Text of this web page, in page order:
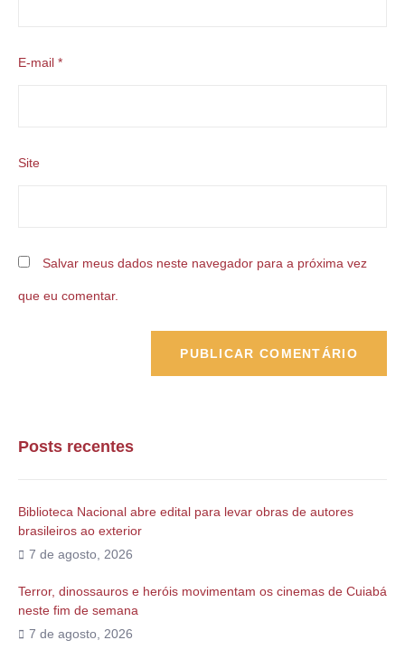
E-mail *
Site
Salvar meus dados neste navegador para a próxima vez
que eu comentar.
Posts recentes
Biblioteca Nacional abre edital para levar obras de autores
brasileiros ao exterior
7 de agosto, 2026
Terror, dinossauros e heróis movimentam os cinemas de Cuiabá
neste fim de semana
7 de agosto, 2026